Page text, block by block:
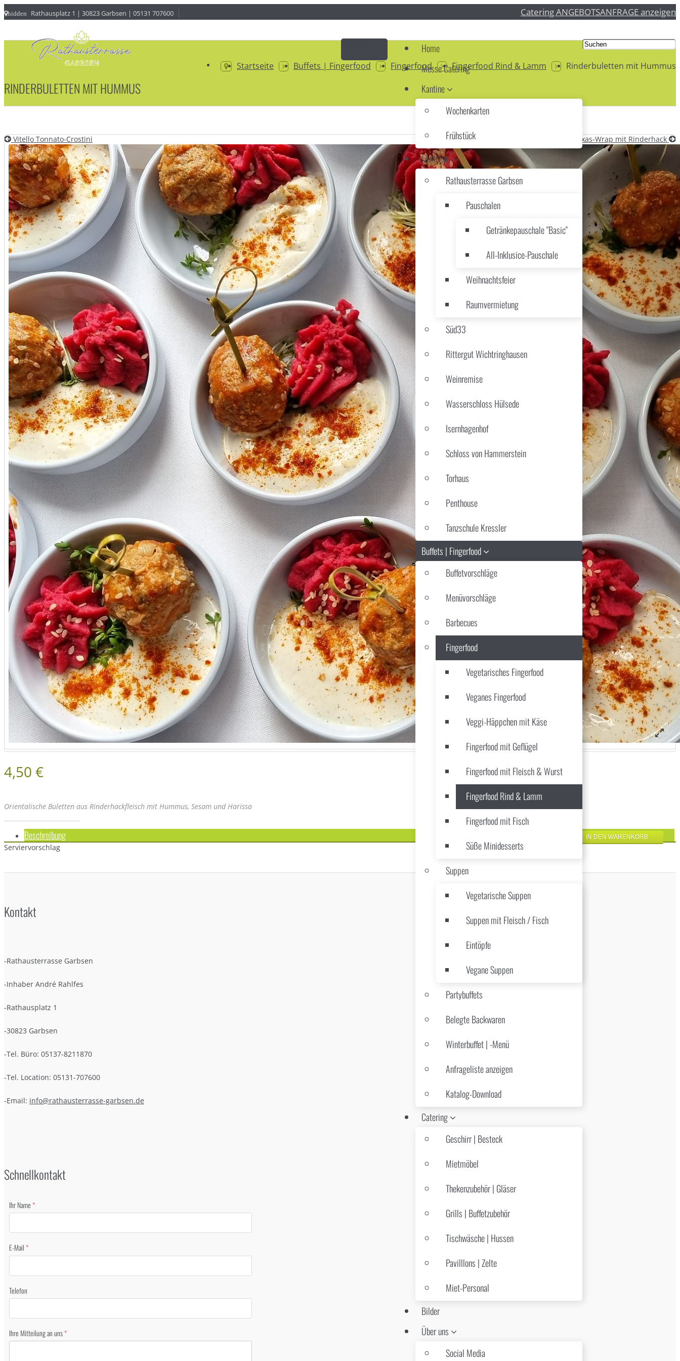
hidden Rathausplatz 1 | 30823 Garbsen | 05131 707600 Catering ANGEBOTSANFRAGE anzeigen
Home
Messe Catering
Kantine
Wochenkarten
Frühstück
Locations
Rathausterrasse Garbsen
Pauschalen
Getränkepauschale "Basic"
All-Inklusice-Pauschale
Weihnachtsfeier
Raumvermietung
Süd33
Rittergut Wichtringhausen
Weinremise
Wasserschloss Hülsede
Isernhagenhof
Schloss von Hammerstein
Torhaus
Penthouse
Tanzschule Kressler
Buffets | Fingerfood
Buffetvorschläge
Menüvorschläge
Barbecues
Fingerfood
Vegetarisches Fingerfood
Veganes Fingerfood
Veggi-Häppchen mit Käse
Fingerfood mit Geflügel
Fingerfood mit Fleisch & Wurst
Fingerfood Rind & Lamm
Fingerfood mit Fisch
Süße Minidesserts
Suppen
Vegetarische Suppen
Suppen mit Fleisch / Fisch
Eintöpfe
Vegane Suppen
Partybuffets
Belegte Backwaren
Winterbuffet | -Menü
Anfrageliste anzeigen
Katalog-Download
Catering
Geschirr | Besteck
Mietmöbel
Thekenzubehör | Gläser
Grills | Buffetzubehör
Tischwäsche | Hussen
Pavilllons | Zelte
Miet-Personal
Bilder
Über uns
Social Media
Startseite Buffets | Fingerfood Fingerfood Fingerfood Rind & Lamm Rinderbuletten mit Hummus
RINDERBULETTEN MIT HUMMUS
Vitello Tonnato-Crostini Texas-Wrap mit Rinderhack
4,50 €
Orientalische Buletten aus Rinderhackfleisch mit Hummus, Sesam und Harissa
Beschreibung
Serviervorschlag
Kontakt
-Rathausterrasse Garbsen
-Inhaber André Rahlfes
-Rathausplatz 1
-30823 Garbsen
-Tel. Büro: 05137-8211870
-Tel. Location: 05131-707600
-Email: info@rathausterrasse-garbsen.de
Schnellkontakt
Ihr Name*
E-Mail*
Telefon
Ihre Mitteilung an uns*